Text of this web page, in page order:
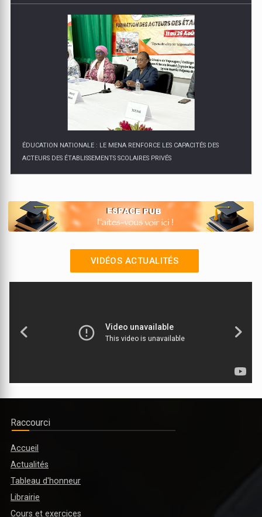
ÉDUCATION NATIONALE : LE MENA RENFORCE LES CAPACITÉS DES
ACTEURS DES ÉTABLISSEMENTS SCOLAIRES PRIVÉS
SCIENTIFIQUE : PLUSIEURS RÉFORMES PRÉVUES POUR L'ANNÉE
ACADÉMIQUE 2025-2026
VIDÉOS ACTUALITÉS
Raccourci
Accueil
Actualités
Tableau d'honneur
Librairie
Cours et exercices